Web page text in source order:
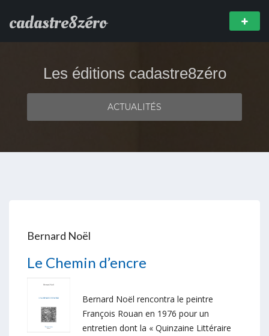
cadastre8zéro
Les éditions cadastre8zéro
ACTUALITÉS
Bernard Noël
Le Chemin d’encre
Bernard Noël rencontra le peintre
François Rouan en 1976 pour un
entretien dont la « Quinzaine Littéraire